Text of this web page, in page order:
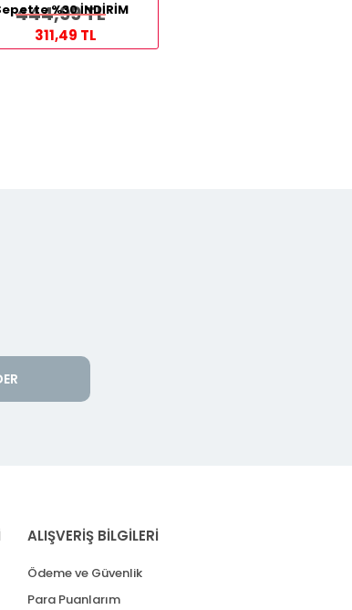
444,99 TL
%30 İNDİRİM
311,49 TL
ALIŞVERİŞ BİLGİLERİ
Ödeme ve Güvenlik
Para Puanlarım